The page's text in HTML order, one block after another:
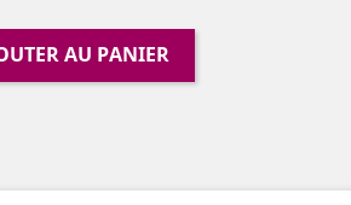
AU PANIER